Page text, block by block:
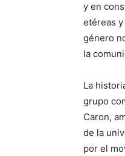
y en
etéreas
género
la
La
grupo
Caron,
de la
por el